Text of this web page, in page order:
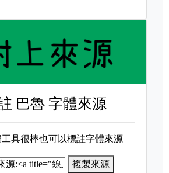
巴魯 字體來源
具很棒也可以標註字體來源
複製來源